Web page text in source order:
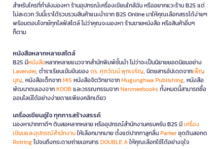
สำหรับใครที่กำลังมองหา ร้านอุปกรณ์เครื่องเขียนใกล้ฉัน หรืออยากแวะร้าน B2S แต่
ไม่สะดวก วันนี้เราได้รวบรวมสินค้าแนะนำจาก B2S Online มาให้คุณเลือกสรรได้ง่ายๆ
พร้อมตอบโจทย์ทุกไลฟ์สไตล์ ไม่ว่าคุณจะมองหา ร้านขายหนังสือ หรือสินค้าอื่นๆ
ก็ตาม
หนังสือหลากหลายสไตล์
B2S มีหนังสือหลากหลายแนวจากสำนักพิมพ์ชั้นนำ ไม่ว่าจะเป็นนิยายยอดนิยมอย่าง
Lavender, ตำราเรียนเข้มข้นของดร. ศุภวัฒน์ พุกเจริญ, นิตยสารอัปเดตจากเพ็ญ
บุญ, หนังสือเด็กจากMIS หนังสือจิตวิทยาจากMugunghwa Publishing, หนังสือ
พัฒนาตนเองจากKOOB และวรรณกรรมจากNanmeebooks ทั้งหมดนี้สามารถซื้อ
ออนไลน์ได้อย่างง่ายดายเพียงคลิกเดียว
เครื่องเขียนคู่ใจ ทุกการสร้างสรรค์
มองหาปากกาดีๆ ดินสอหลากหลาย หรืออุปกรณ์สำนักงานครบครัน B2S มีเครื่อง
เขียนและอุปกรณ์สำนักงานให้เลือกมากมาย ตั้งแต่ปากกาลูกลื่นParkerชุดดินสอกด
Rotringไปจนถึงกระดาษถ่ายเอกสารDOUBLE Aให้คุณเลือกใช้ได้อย่างจุใจ